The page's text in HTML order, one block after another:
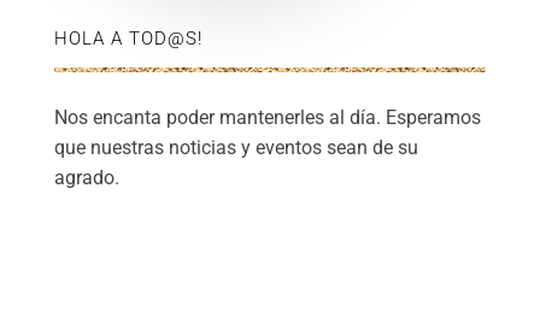
HOLA A TOD@S!
Nos encanta poder mantenerles al día. Esperamos
que nuestras noticias y eventos sean de su
agrado.